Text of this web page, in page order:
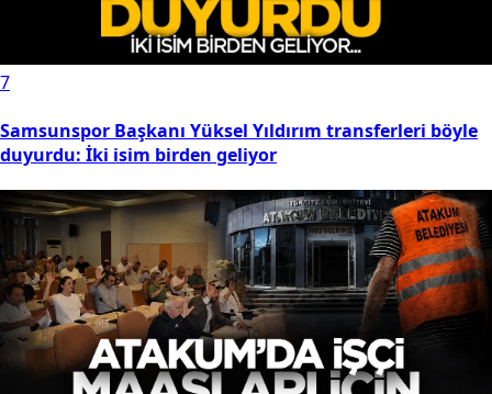
7
Samsunspor Başkanı Yüksel Yıldırım transferleri böyle
duyurdu: İki isim birden geliyor